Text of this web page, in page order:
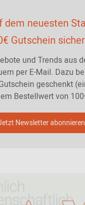
dem neuesten
Gutschein
und Trends aus
per E-Mail. Dazu
geschenkt
Bestellwert von
Newsletter abonnieren